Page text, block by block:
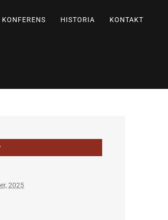
KONFERENS HISTORIA KONTAKT
2025